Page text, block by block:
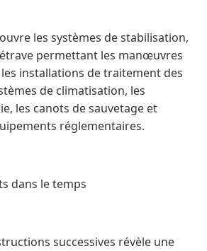
les systèmes de stabilisation,
permettant les manœuvres
installations de traitement des
de climatisation, les
les canots de sauvetage et
réglementaires.
dans le temps
successives révèle une